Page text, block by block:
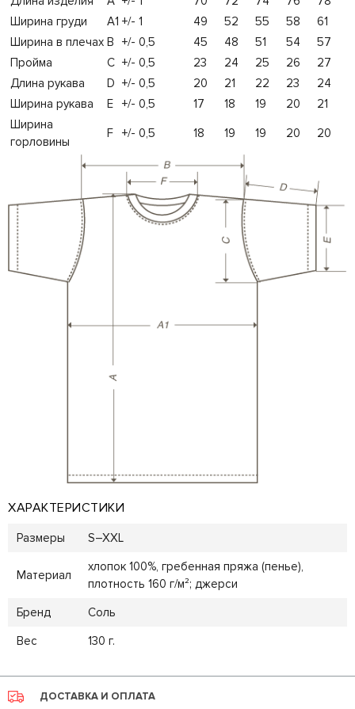
Ширина груди
A1 +/- 1 49 52 55 58
61
Ширина в плечах B +/- 0,5 45 48 51 54
57
Пройма
C +/- 0,5 23 24 25 26
27
Длина рукава
D +/- 0,5 20 21 22 23
24
Ширина рукава
E +/- 0,5 17 18 19 20
21
Ширина
горловины
F +/- 0,5 18 19 19 20 20
ХАРАКТЕРИСТИКИ
Размеры S–XXL
Материал
хлопок 100%, гребенная пряжа (пенье),
плотность 160 г/м²; джерси
Бренд
Соль
Вес
130 г.
ДОСТАВКА И ОПЛАТА